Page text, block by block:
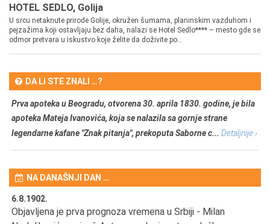
HOTEL SEDLO, Golija
U srcu netaknute prirode Golije, okružen šumama, planinskim vazduhom i
pejzažima koji ostavljaju bez daha, nalazi se Hotel Sedlo**** – mesto gde se
odmor pretvara u iskustvo koje želite da doživite po...
DA LI STE ZNALI …?
Prva apoteka u Beogradu, otvorena 30. aprila 1830. godine, je bila
apoteka Mateja Ivanovića, koja se nalazila sa gornje strane
legendarne kafane "Znak pitanja", prekoputa Saborne c... Detaljnije ›
NA DANAŠNJI DAN …
6.8.1902.
Objavljena je prva prognoza vremena u Srbiji - Milan